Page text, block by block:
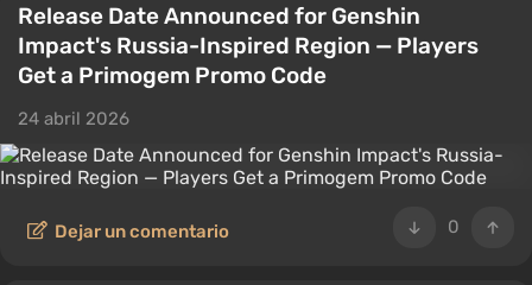
Release Date Announced for Genshin
Impact's Russia-Inspired Region — Players
Get a Primogem Promo Code
24 abril 2026
0
Dejar un comentario